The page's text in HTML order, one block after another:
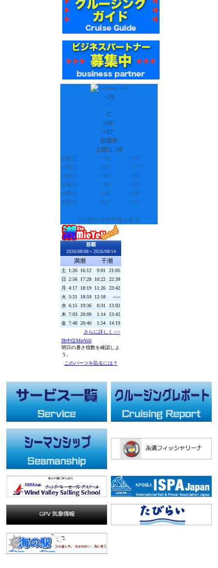
+28
°
C
+28°
+27°
那覇市
土曜日, 08
金曜日
+28° +27°
日曜日
+28° +27°
月曜日
+30° +28°
火曜日
+29° +27°
水曜日
+30° +28°
木曜日
+31° +27°
7日間の天気予報を見る